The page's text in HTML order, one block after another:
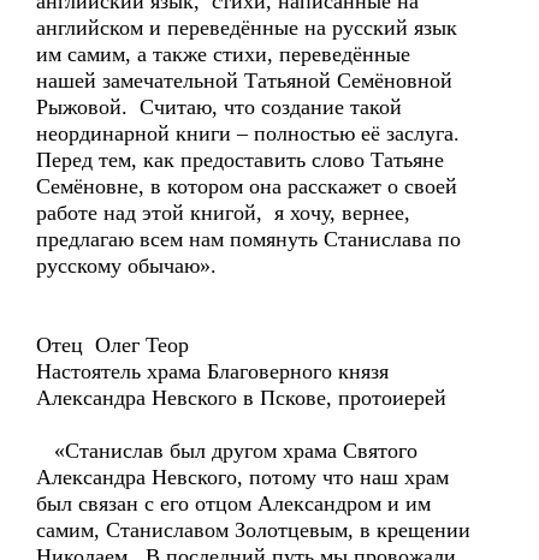
английском и переведённые на русский язык
им самим, а также стихи, переведённые
нашей замечательной Татьяной Семёновной
Рыжовой. Считаю, что создание такой
неординарной книги – полностью её заслуга.
Перед тем, как предоставить слово Татьяне
Семёновне, в котором она расскажет о своей
работе над этой книгой, я хочу, вернее,
предлагаю всем нам помянуть Станислава по
русскому обычаю».
Отец Олег Теор
Настоятель храма Благоверного князя
Александра Невского в Пскове, протоиерей
«Станислав был другом храма Святого
Александра Невского, потому что наш храм
был связан с его отцом Александром и им
самим, Станиславом Золотцевым, в крещении